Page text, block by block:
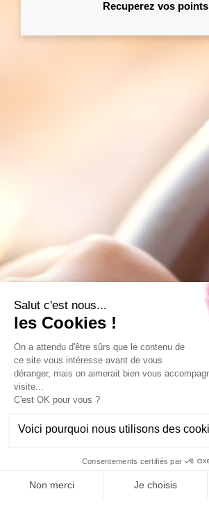
Recuperez vos points